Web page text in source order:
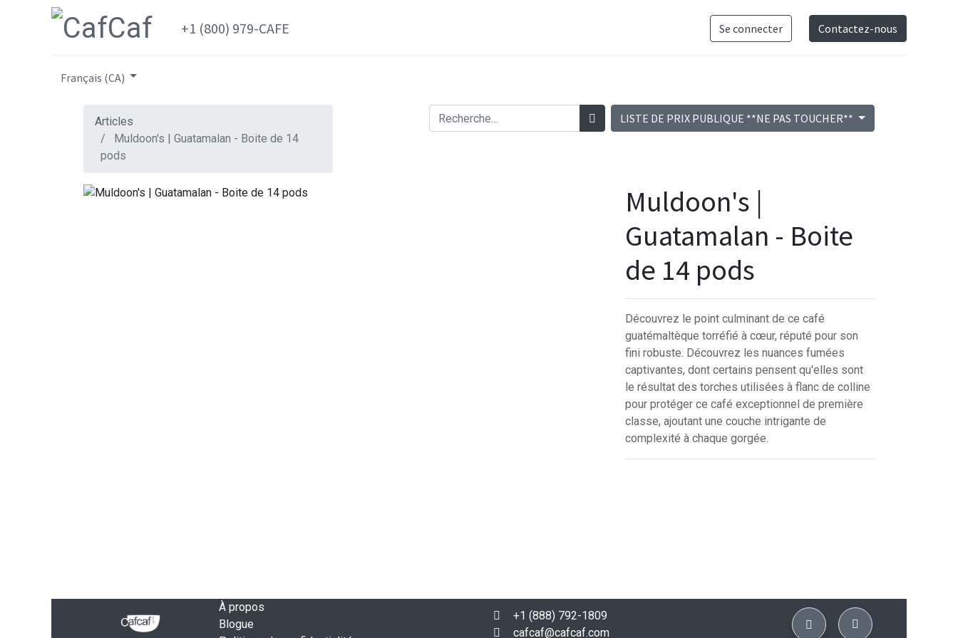
+1 (800) 979-CAFE Se connecter Contactez-nous
Français (CA)
Articles
Muldoon's | Guatamalan - Boite de 14
pods
LISTE DE PRIX PUBLIQUE **NE PAS TOUCHER**
Muldoon's |
Guatamalan - Boite
de 14 pods
Découvrez le point culminant de ce café
guatémaltèque torréfié à cœur, réputé pour son
fini robuste. Découvrez les nuances fumées
captivantes, dont certains pensent qu'elles sont
le résultat des torches utilisées à flanc de colline
pour protéger ce café exceptionnel de première
classe, ajoutant une couche intrigante de
complexité à chaque gorgée.
À propos
Blogue
+1 (888) 792-1809
cafcaf@cafcaf.com